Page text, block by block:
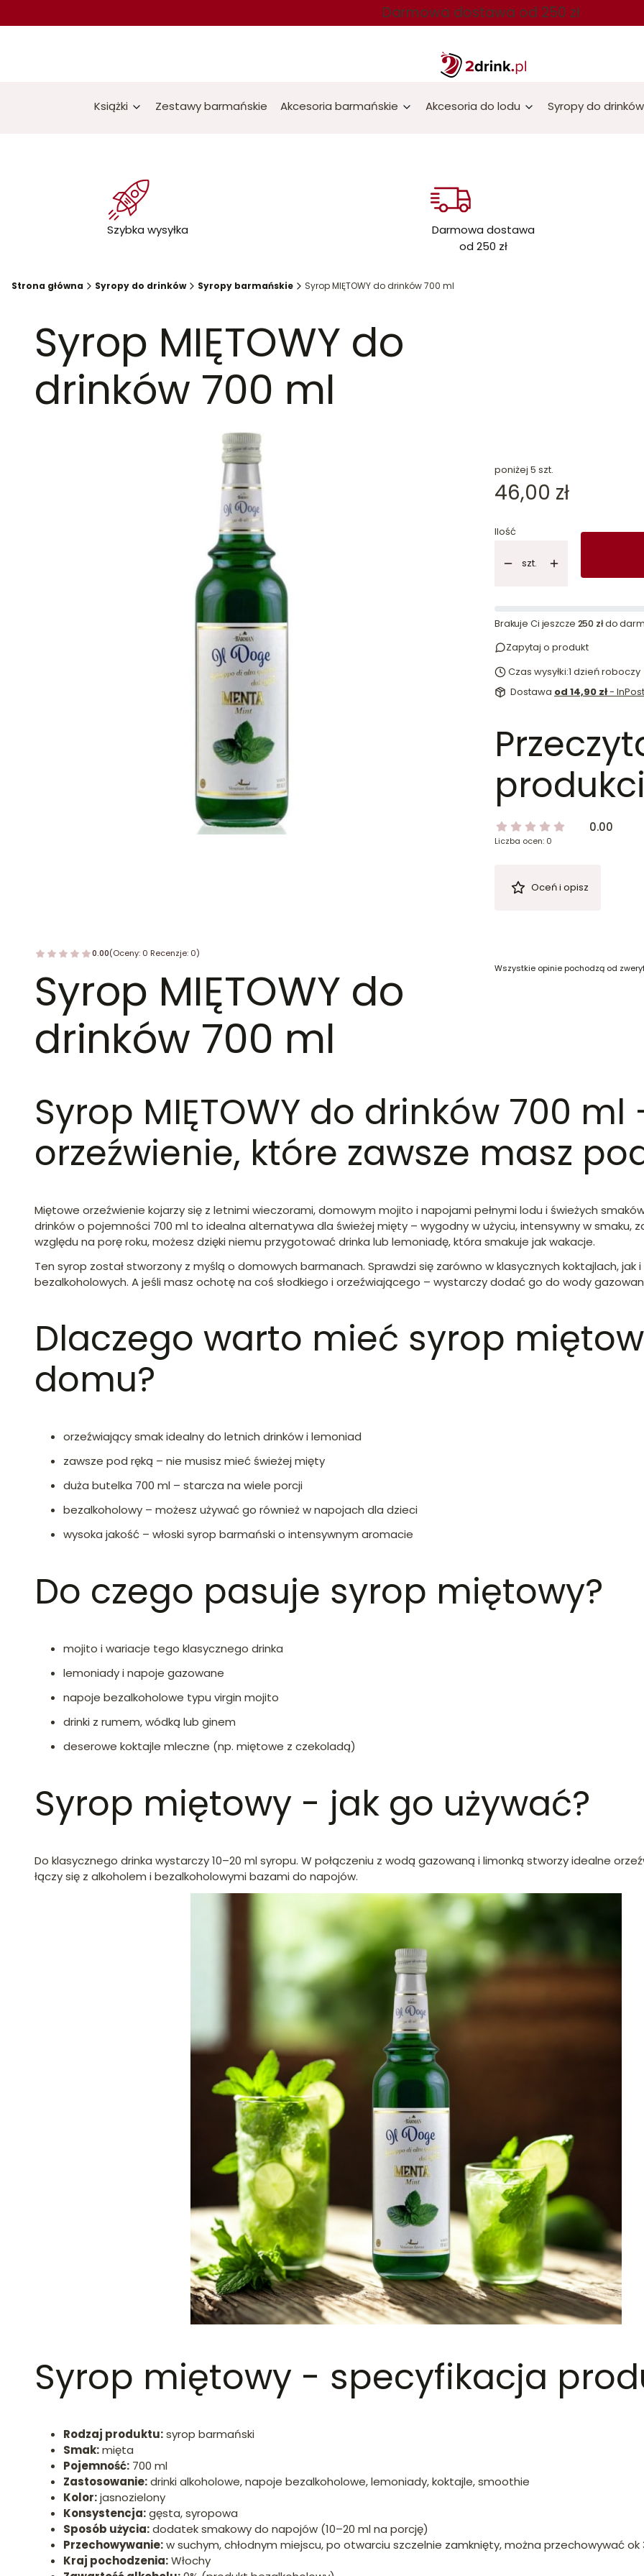
Darmowa dostawa od 250 zł
Książki Zestawy barmańskie Akcesoria barmańskie Akcesoria do lodu Syropy do drinków
Szybka wysyłka
Darmowa dostawa
od 250 zł
Strona główna Syropy do drinków Syropy barmańskie Syrop MIĘTOWY do drinków 700 ml
Syrop MIĘTOWY do
drinków 700 ml
0.00(Oceny: 0 Recenzje: 0)
Syrop MIĘTOWY do
drinków 700 ml
poniżej 5 szt.
Cena
46,00 zł
Ilość
szt.
Brakuje Ci jeszcze 250 złdo
Zapytaj o produkt
Czas wysyłki:1 dzień roboczy
Dostawa od 14,90 zł-
0.00
Liczba ocen: 0
Oceń i opisz
Wszystkie opinie pochodzą od
Syrop MIĘTOWY do drinków 700 ml
orzeźwienie, które zawsze masz
Miętowe orzeźwienie kojarzy się z letnimi wieczorami, domowym mojito i napojami pełnymi lodu i świeżych
drinków o pojemności 700 ml to idealna alternatywa dla świeżej mięty – wygodny w użyciu, intensywny w smaku,
względu na porę roku, możesz dzięki niemu przygotować drinka lub lemoniadę, która smakuje jak wakacje.
Ten syrop został stworzony z myślą o domowych barmanach. Sprawdzi się zarówno w klasycznych koktajlach, jak
bezalkoholowych. A jeśli masz ochotę na coś słodkiego i orzeźwiającego – wystarczy dodać go do wody
Dlaczego warto mieć syrop
domu?
orzeźwiający smak idealny do letnich drinków i lemoniad
zawsze pod ręką – nie musisz mieć świeżej mięty
duża butelka 700 ml – starcza na wiele porcji
bezalkoholowy – możesz używać go również w napojach dla dzieci
wysoka jakość – włoski syrop barmański o intensywnym aromacie
Do czego pasuje syrop miętowy?
mojito i wariacje tego klasycznego drinka
lemoniady i napoje gazowane
napoje bezalkoholowe typu virgin mojito
drinki z rumem, wódką lub ginem
deserowe koktajle mleczne (np. miętowe z czekoladą)
Syrop miętowy - jak go używać?
Do klasycznego drinka wystarczy 10–20 ml syropu. W połączeniu z wodą gazowaną i limonką stworzy idealne
łączy się z alkoholem i bezalkoholowymi bazami do napojów.
Syrop miętowy - specyfikacja
Rodzaj produktu:syrop barmański
Smak:mięta
Pojemność: 700 ml
Zastosowanie:drinki alkoholowe, napoje bezalkoholowe, lemoniady, koktajle, smoothie
Kolor:jasnozielony
Konsystencja:gęsta, syropowa
Sposób użycia:dodatek smakowy do napojów (10–20 ml na porcję)
Przechowywanie:w suchym, chłodnym miejscu, po otwarciu szczelnie zamknięty, można przechowywać
Kraj pochodzenia:Włochy